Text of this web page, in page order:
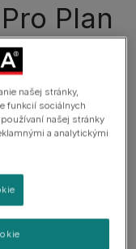
Plan
boli pri tom!
neuniklo.
našej stránky,
funkcií sociálnych
našej stránky
a analytickými